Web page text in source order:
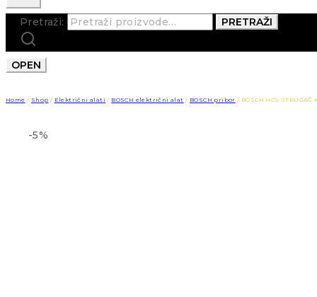
Pretraži: PRETRAŽI
OPEN
Home / Shop / Električni alati / BOSCH električni alat / BOSCH pribor / BOSCH HCS STRUGAČ
-5%